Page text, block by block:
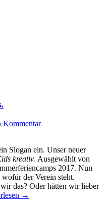
Kommentar
Slogan ein. Unser neuer
kreativ. Ausgewählt von
2017. Nun
der Verein steht.
das? Oder hätten wir lieber
→